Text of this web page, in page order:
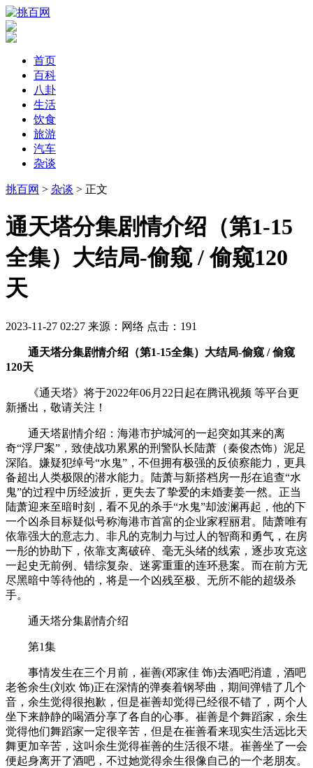
首页
百科
八卦
生活
饮食
旅游
汽车
杂谈
挑百网 > 杂谈 > 正文
​通天塔分集剧情介绍（第1-15
全集）大结局-偷窥 / 偷窥120
天
2023-11-27 02:27 来源：网络 点击： 191
通天塔分集剧情介绍（第1-15全集）大结局-偷窥 / 偷窥
120天
《通天塔》将于2022年06月22日起在腾讯视频 等平台更
新播出，敬请关注！
通天塔剧情介绍：海港市护城河的一起突如其来的离
奇“浮尸案”，致使战功累累的刑警队长陆萧（秦俊杰饰）泥足
深陷。嫌疑犯绰号“水鬼”，不但拥有极强的反侦察能力，更具
备超出人类极限的潜水能力。陆萧与新搭档房一彤在追查“水
鬼”的过程中历经波折，更失去了挚爱的未婚妻姜一然。正当
陆萧迎来至暗时刻，看不见的杀手“水鬼”却波澜再起，他的下
一个凶杀目标疑似号称海港市首富的企业家程丽君。陆萧唯有
依靠强大的意志力、非凡的克制力与过人的智商和勇气，在房
一彤的协助下，依靠支离破碎、毫无头绪的线索，逐步攻克这
一起史无前例、错综复杂、迷雾重重的连环悬案。而在前方无
尽黑暗中等待他的，将是一个凶残至极、无所不能的超级杀
手。
通天塔分集剧情介绍
第1集
事情发生在三个月前，崔善(邓家佳 饰)去酒吧消遣，酒吧
老爸余生(刘欢 饰)正在深情的弹奏着钢琴曲，期间弹错了几个
音，余生觉得很抱歉，但是崔善却觉得已经很不错了，两个人
坐下来静静的喝酒分享了各自的心事。崔善是个舞蹈家，余生
觉得他们舞蹈家一定很辛苦，但是在崔善看来现实生活远比天
舞更加辛苦，这叫余生觉得崔善的生活很不堪。崔善坐了一会
便起身离开了酒吧，不过她觉得余生很像自己的一个老朋友。